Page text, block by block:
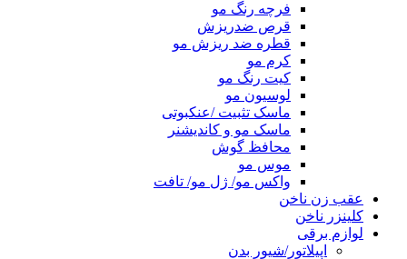
فرچه رنگ مو
قرص ضدریزش
قطره ضد ریزش مو
کرم مو
کیت رنگ مو
لوسیون مو
ماسک تثبیت /عنکبوتی
ماسک مو و کاندیشنر
محافظ گوش
موس مو
واکس مو/ ژل مو/ تافت
عقب زن ناخن
کلینزر ناخن
لوازم برقی
اپیلاتور/شیور بدن